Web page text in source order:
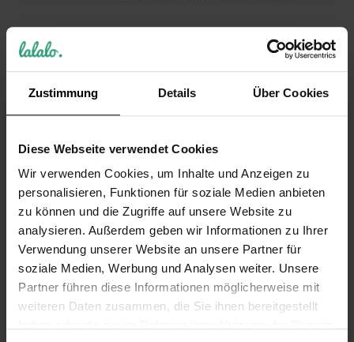
Zustimmung Details Über Cookies
Diese Webseite verwendet Cookies
Wir verwenden Cookies, um Inhalte und Anzeigen zu
personalisieren, Funktionen für soziale Medien anbieten
zu können und die Zugriffe auf unsere Website zu
analysieren. Außerdem geben wir Informationen zu Ihrer
Verwendung unserer Website an unsere Partner für
soziale Medien, Werbung und Analysen weiter. Unsere
Partner führen diese Informationen möglicherweise mit
weiteren Daten zusammen, die Sie ihnen bereitgestellt
DAS KÖNNTE DICH AUCH INTERESSIEREN
DIESE ARTIKEL KÖNNTEN IHNEN EVENTUELL AUCH
GEFALLEN!
REZENSIONEN
Schreibe eine Bewertung
Nur registrierte Benutzer können
loggen Sie